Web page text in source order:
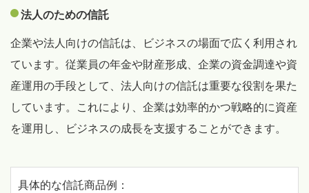
法人のための信託
企業や法人向けの信託は、ビジネスの場面で広く利用され
ています。従業員の年金や財産形成、企業の資金調達や資
産運用の手段として、法人向けの信託は重要な役割を果た
しています。これにより、企業は効率的かつ戦略的に資産
を運用し、ビジネスの成長を支援することができます。
具体的な信託商品例：